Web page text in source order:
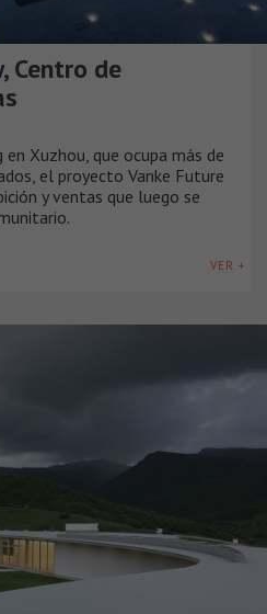
Centro de
Xuzhou, que ocupa más de
el proyecto Vanke Future
y ventas que luego se
VER +